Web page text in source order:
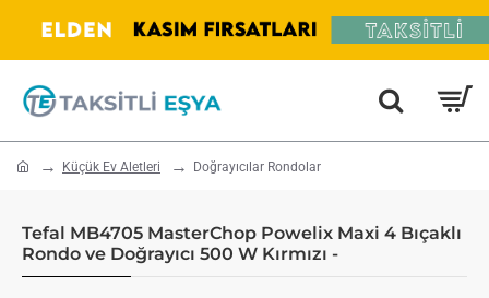
home Küçük Ev Aletleri Doğrayıcılar Rondolar
Tefal MB4705 MasterChop Powelix Maxi 4 Bıçaklı
Rondo ve Doğrayıcı 500 W Kırmızı -